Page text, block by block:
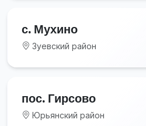
с. Мухино
Зуевский район
пос. Гирсово
Юрьянский район